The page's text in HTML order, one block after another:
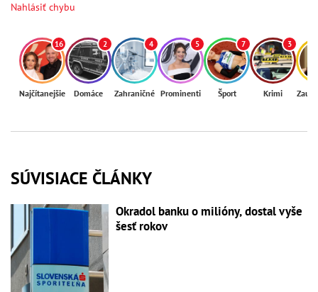
Nahlásiť chybu
16
Najčítanejšie
2
Domáce
4
Zahraničné
5
Prominenti
7
Šport
3
Krimi
SÚVISIACE ČLÁNKY
Okradol banku o milióny, dostal vyše
šesť rokov